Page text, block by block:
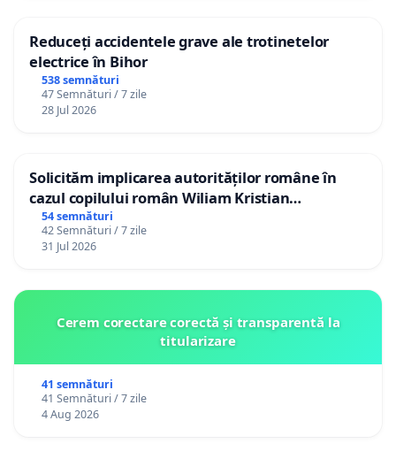
Reduceți accidentele grave ale trotinetelor
electrice în Bihor
538 semnături
47 Semnături / 7 zile
28 Jul 2026
Solicităm implicarea autorităților române în
cazul copilului român Wiliam Kristian
Gheorghe, aflat în plasament în Danemarca de
12 ani
54 semnături
42 Semnături / 7 zile
31 Jul 2026
Cerem corectare corectă și transparentă la
titularizare
41 semnături
41 Semnături / 7 zile
4 Aug 2026